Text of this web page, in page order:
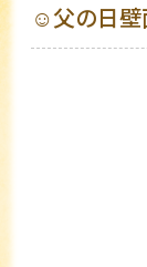
☺父の日